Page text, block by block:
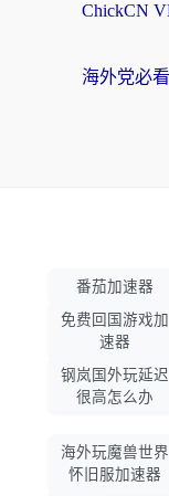
番茄加速器
免费回国游戏加
速器
钢岚国外玩延迟
很高怎么办
海外玩魔兽世界
怀旧服加速器